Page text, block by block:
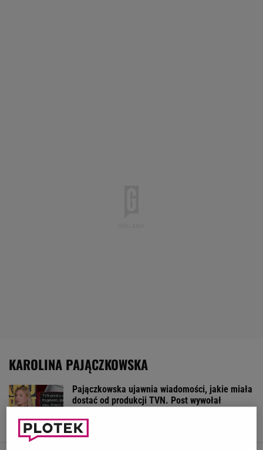
KAROLINA PAJĄCZKOWSKA
Pajączkowska ujawnia wiadomości, jakie miała
dostać od produkcji TVN. Post wywołał
Zuzanna Kwasek,